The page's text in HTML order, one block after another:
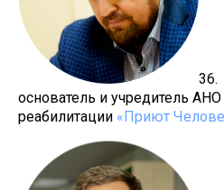
36.
основатель и учредитель
реабилитации «Приют